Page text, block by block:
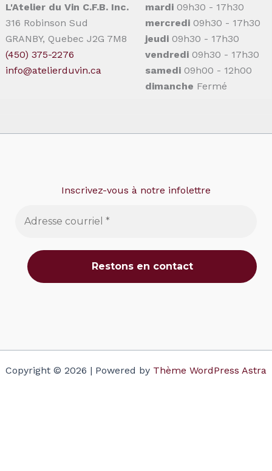
L'Atelier du Vin C.F.B. Inc.
316 Robinson Sud
GRANBY, Quebec J2G 7M8
(450) 375-2276
info@atelierduvin.ca
mardi 09h30 - 17h30
mercredi 09h30 - 17h30
jeudi 09h30 - 17h30
vendredi 09h30 - 17h30
samedi 09h00 - 12h00
dimanche Fermé
Inscrivez-vous à notre infolettre
Copyright © 2026 | Powered by Thème WordPress Astra